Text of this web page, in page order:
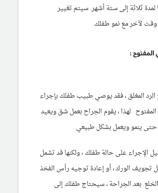
ثلاثة إلى ستة أشهر. سيتم تغيير
وقت لآخر مع نمو طفلك.
المفتوح :
الرد المغلق ، فقد يوصي طبيب طفلك بإجراء
. لهذا ، يقوم الجراح بعمل شق ويعيد
ينمو ويعمل بشكل طبيعي.
الإجراء على حالة طفلك ، ولكنها قد تشمل
تجويف الورك ، أو إعادة توجيه رأس الفخذ
بعد الجراحة ، سيحتاج طفلك إلى